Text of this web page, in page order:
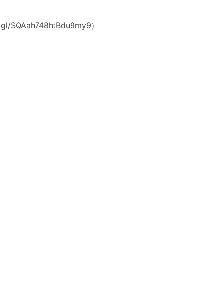
SQAah748htBdu9my9）